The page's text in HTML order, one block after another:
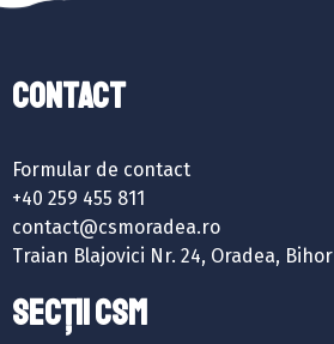
Contact
Formular de contact
+40 259 455 811
contact@csmoradea.ro
Traian Blajovici Nr. 24, Oradea, Bihor
SECȚII CSM